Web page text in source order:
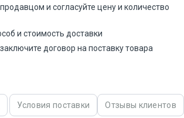
и согласуйте цену и количество
и стоимость доставки
договор на поставку товара
Условия поставки Отзывы клиентов